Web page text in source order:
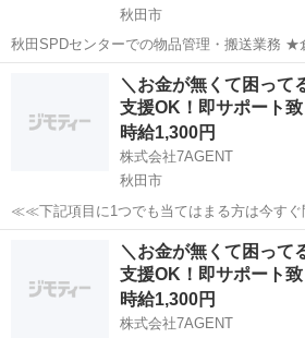
秋田市
秋田SPDセンターでの物品管理・搬送業務 ★倉庫内の診療材料の管理
をお願いします ・在庫管理、発注、倉庫整理
内の病院への商品搬送（ハイエース運転） ・その
負契約先でのご就業とな...
秋田市 倉庫
＼お金が無くて困って
支援OK！即サポー
時給1,300円
株式会社7AGENT
秋田市
≪≪下記項目に1つでも当てはまる方は今す
ちのお金がほとんど無い ②今日泊まる寝床
る、止まりそう ④今スグ働きたい ⑤いっぱい稼ぎたい 弊
コーディネータ...
倉庫 生活支援
＼お金が無くて困って
支援OK！即サポー
時給1,300円
株式会社7AGENT